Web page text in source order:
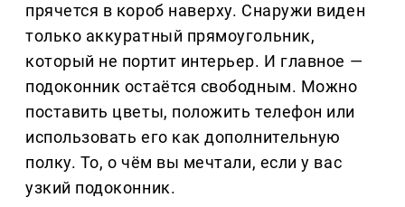
прячется в короб наверху. Снаружи виден
только аккуратный прямоугольник,
который не портит интерьер. И главное —
подоконник остаётся свободным. Можно
поставить цветы, положить телефон или
использовать его как дополнительную
полку. То, о чём вы мечтали, если у вас
узкий подоконник.